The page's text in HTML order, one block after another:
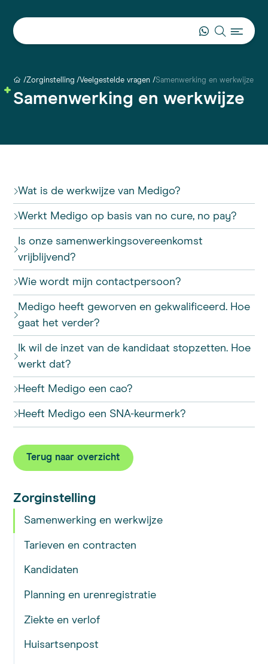
Zorginstelling Veelgestelde vragen Samenwerking en werkwijze
Samenwerking en werkwijze
Zorginstelling
Samenwerking en werkwijze
Tarieven en contracten
Kandidaten
Planning en urenregistratie
Ziekte en verlof
Huisartsenpost
Wat is de werkwijze van Medigo?
Werkt Medigo op basis van no cure, no pay?
Is onze samenwerkingsovereenkomst
vrijblijvend?
Wie wordt mijn contactpersoon?
Medigo heeft geworven en gekwalificeerd. Hoe
gaat het verder?
Ik wil de inzet van de kandidaat stopzetten. Hoe
werkt dat?
Heeft Medigo een cao?
Heeft Medigo een SNA-keurmerk?
Terug naar overzicht